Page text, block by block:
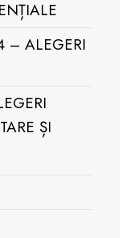
– ALEGERI
ȘI